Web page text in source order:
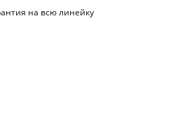
на всю линейку